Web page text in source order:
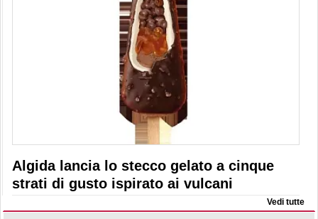
Algida lancia lo stecco gelato a cinque
strati di gusto ispirato ai vulcani
Vedi tutte